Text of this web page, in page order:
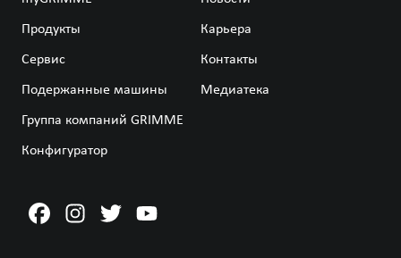
Продукты
Сервис
Подержанные машины
Группа компаний GRIMME
Конфигуратор
Карьера
Контакты
Медиатека